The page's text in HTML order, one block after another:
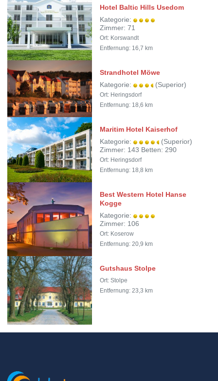
Hotel Baltic Hills Usedom
Kategorie:
Zimmer: 71
Ort: Korswandt
Entfernung: 16,7 km
Strandhotel Möwe
Kategorie: (Superior)
Ort: Heringsdorf
Entfernung: 18,6 km
Maritim Hotel Kaiserhof
Kategorie:
(Superior)
Zimmer: 143 Betten: 290
Ort: Heringsdorf
Entfernung: 18,8 km
Best Western Hotel Hanse
Kogge
Kategorie:
Zimmer: 106
Ort: Koserow
Entfernung: 20,9 km
Gutshaus Stolpe
Ort: Stolpe
Entfernung: 23,3 km